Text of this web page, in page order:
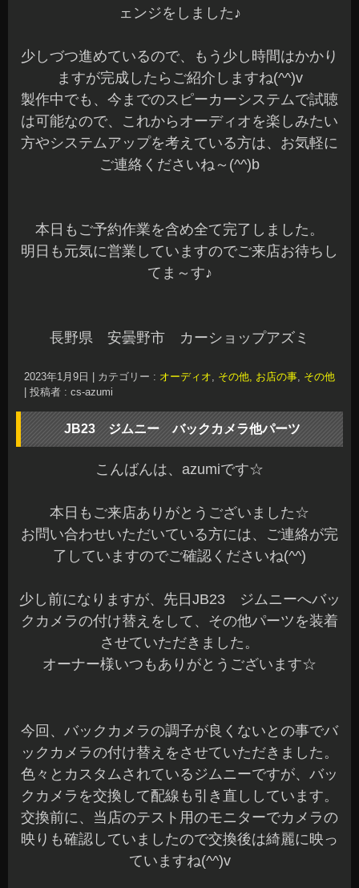
ェンジをしました♪
少しづつ進めているので、もう少し時間はかかり
ますが完成したらご紹介しますね(^^)v
製作中でも、今までのスピーカーシステムで試聴
は可能なので、これからオーディオを楽しみたい
方やシステムアップを考えている方は、お気軽に
ご連絡くださいね～(^^)b
本日もご予約作業を含め全て完了しました。
明日も元気に営業していますのでご来店お待ちし
てま～す♪
長野県 安曇野市 カーショップアズミ
2023年1月9日 カテゴリー : オーディオ, その他, お店の事, その他
投稿者 : cs-azumi
JB23 ジムニー バックカメラ他パーツ
こんばんは、azumiです☆
本日もご来店ありがとうございました☆
お問い合わせいただいている方には、ご連絡が完
了していますのでご確認くださいね(^^)
少し前になりますが、先日JB23 ジムニーへバッ
クカメラの付け替えをして、その他パーツを装着
させていただきました。
オーナー様いつもありがとうございます☆
今回、バックカメラの調子が良くないとの事でバ
ックカメラの付け替えをさせていただきました。
色々とカスタムされているジムニーですが、バッ
クカメラを交換して配線も引き直ししています。
交換前に、当店のテスト用のモニターでカメラの
映りも確認していましたので交換後は綺麗に映っ
ていますね(^^)v